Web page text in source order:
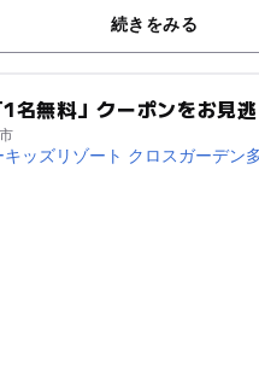
のにぴったりの公園です。 また、こ
京王相模原線と小田急多摩線を見る
、電車好きには有名なスポットです
ゃぎ！
続きをみる
名無料」クーポンをお見